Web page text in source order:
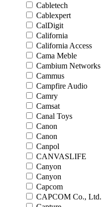
Cabletech
Cablexpert
CalDigit
California
California Access
Cama Meble
Cambium Networks
Cammus
Campfire Audio
Camry
Camsat
Canal Toys
Canon
Canon
Canpol
CANVASLIFE
Canyon
Canyon
Capcom
CAPCOM Co., Ltd.